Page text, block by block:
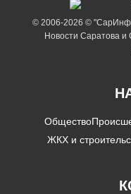
© 2006-2026 ©
Новости Саратова и
Общество
ЖКХ и